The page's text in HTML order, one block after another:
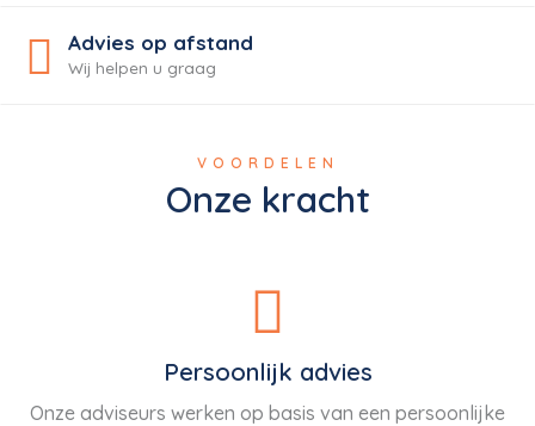
Advies op afstand
Wij helpen u graag
VOORDELEN
Onze kracht
Persoonlijk advies
Onze adviseurs werken op basis van een persoonlijke